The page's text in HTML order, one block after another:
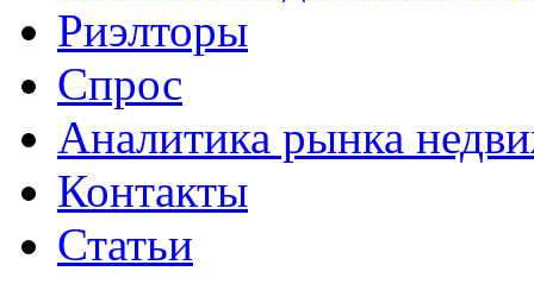
Риэлторы
Спрос
Аналитика рынка
Контакты
Статьи